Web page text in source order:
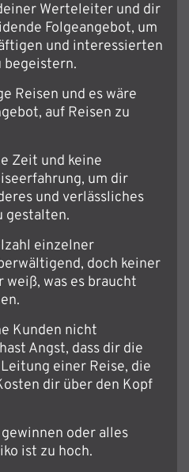
Werteleiter und dir
Folgeangebot, um
und interessierten
begeistern.
Reisen und es wäre
auf Reisen zu
Zeit und keine
um dir
und verlässliches
gestalten.
einzelner
doch keiner
was es braucht
Kunden nicht
Angst, dass dir die
einer Reise, die
dir über den Kopf
oder alles
ist zu hoch.